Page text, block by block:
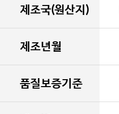
제조국(원산지)
제조년월
품질보증기준